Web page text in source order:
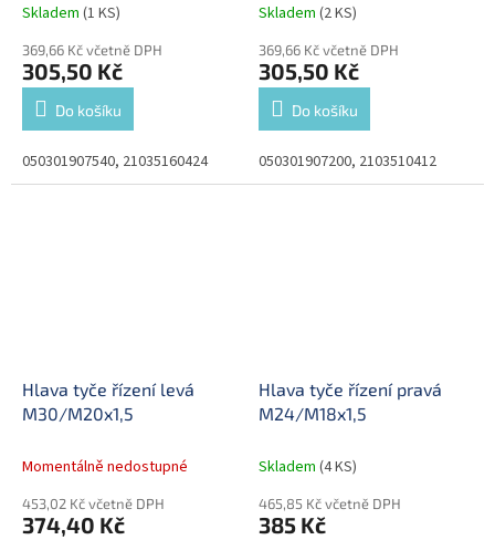
Skladem (1 KS)
369,66 Kč včetně DPH
305,50 Kč
Do košíku
050301907540, 21035160424
Skladem (2 KS)
369,66 Kč včetně DPH
305,50 Kč
Do košíku
050301907200, 2103510412
Hlava tyče řízení levá
M30/M20x1,5
Momentálně nedostupné
453,02 Kč včetně DPH
374,40 Kč
Hlava tyče řízení pravá
M24/M18x1,5
Skladem (4 KS)
465,85 Kč včetně DPH
385 Kč